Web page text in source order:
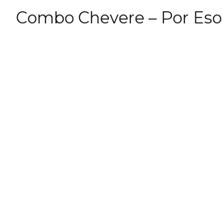
Combo Chevere – Por Eso